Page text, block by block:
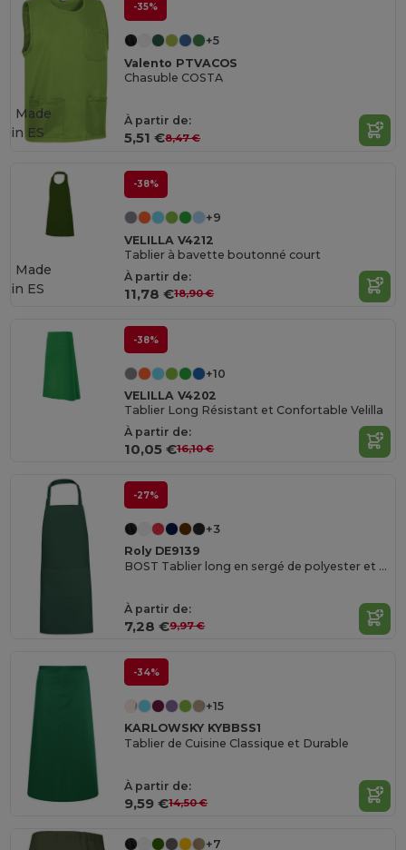
-35%
+5
Valento PTVACOS
Chasuble COSTA
À partir de:
5,51 €8,47 €
Made
in ES
-38%
+9
VELILLA V4212
Tablier à bavette boutonné court
À partir de:
11,78 €18,90 €
Made
in ES
-38%
+10
VELILLA V4202
Tablier Long Résistant et Confortable Velilla
À partir de:
10,05 €16,10 €
-27%
+3
Roly DE9139
BOST Tablier long en sergé de polyester et coton recyclés
À partir de:
7,28 €9,97 €
-34%
+15
KARLOWSKY KYBBSS1
Tablier de Cuisine Classique et Durable
À partir de:
9,59 €14,50 €
+7